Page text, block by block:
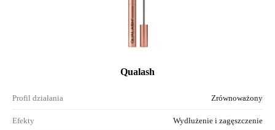
Qualash
Profil działania Zrównoważony
Efekty Wydłużenie i zagęszczenie